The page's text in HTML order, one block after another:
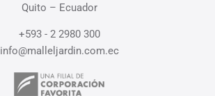
Quito – Ecuador
+593 - 2 2980 300
info@malleljardin.com.ec